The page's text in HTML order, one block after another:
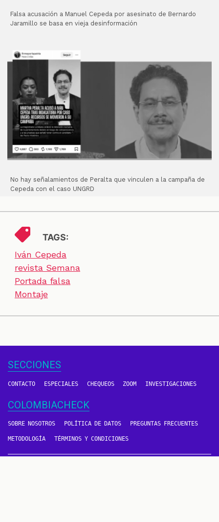
Falsa acusación a Manuel Cepeda por asesinato de Bernardo
Jaramillo se basa en vieja desinformación
No hay señalamientos de Peralta que vinculen a la campaña de
Cepeda con el caso UNGRD
TAGS:
Iván Cepeda
revista Semana
Portada falsa
Montaje
SECCIONES
CONTACTO ESPECIALES CHEQUEOS ZOOM INVESTIGACIONES
COLOMBIACHECK
SOBRE NOSOTROS POLÍTICA DE DATOS PREGUNTAS FRECUENTES
METODOLOGÍA TÉRMINOS Y CONDICIONES